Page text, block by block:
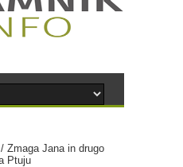
/ Zmaga Jana in drugo
Ptuju